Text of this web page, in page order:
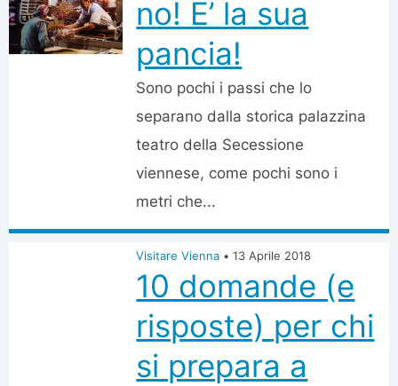
no! E’ la sua
pancia!
Sono pochi i passi che lo
separano dalla storica palazzina
teatro della Secessione
viennese, come pochi sono i
metri che...
Visitare Vienna • 13 Aprile 2018
10 domande (e
risposte) per chi
si prepara a